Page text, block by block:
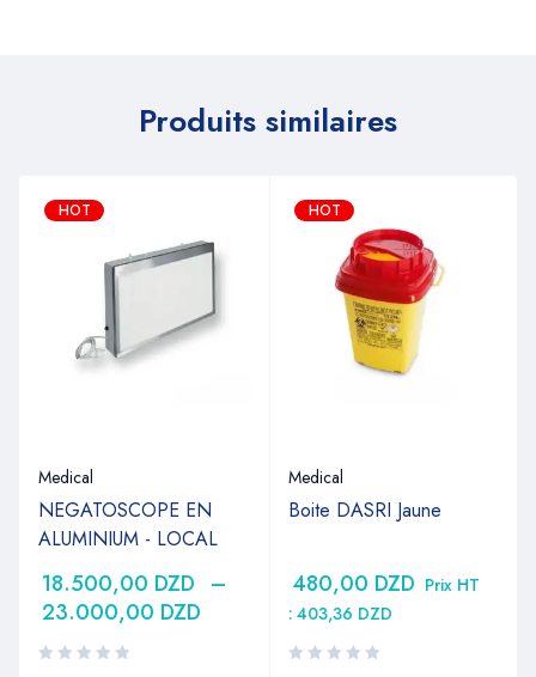
Produits similaires
HOT
Medical
NEGATOSCOPE EN
ALUMINIUM - LOCAL
18.500,00 DZD –
23.000,00 DZD
HOT
Medical
Boite DASRI Jaune
480,00 DZD Prix HT
: 403,36 DZD